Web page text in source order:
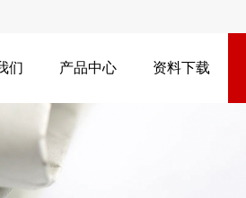
们 产品中心 资料下载